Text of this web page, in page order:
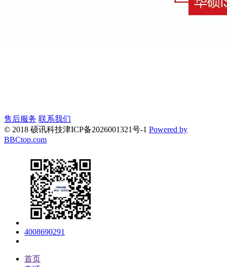
售后服务 联系我们
© 2018 硕讯科技津ICP备2026001321号-1 Powered by
BBCtop.com
4008690291
首页